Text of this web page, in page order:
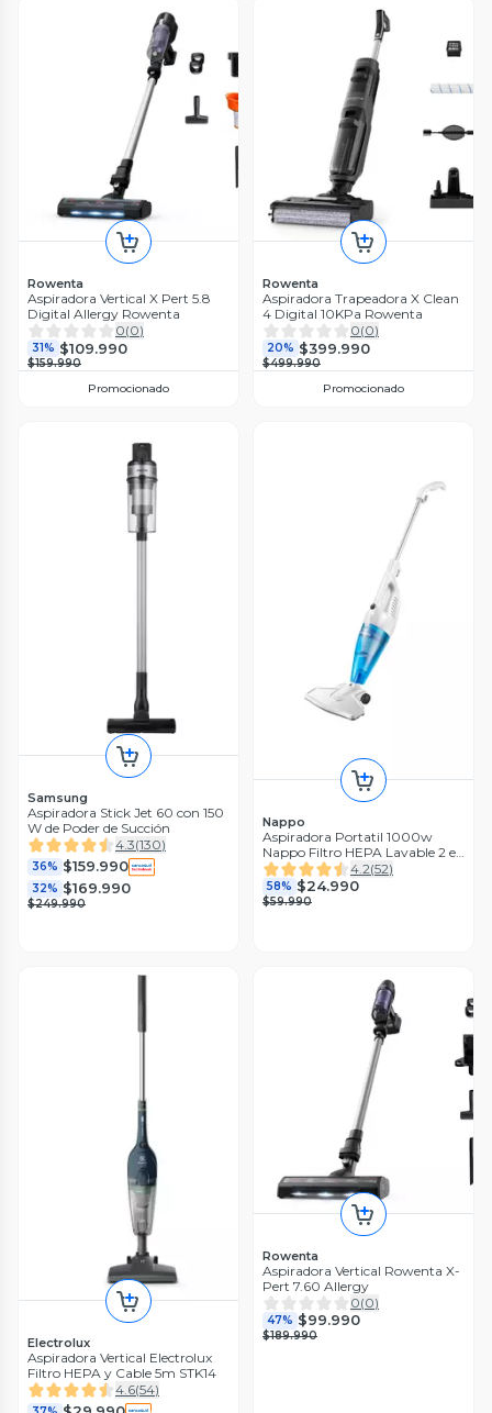
Rowenta
Aspiradora Vertical X Pert 5.8
Digital Allergy Rowenta
0(0)
31% $109.990
$159.990
Promocionado
Rowenta
Aspiradora Trapeadora X Clean
4 Digital 10KPa Rowenta
0(0)
20% $399.990
$499.990
Promocionado
Samsung
Aspiradora Stick Jet 60 con 150
W de Poder de Succión
4.3(130)
36% $159.990
32% $169.990
$249.990
Nappo
Aspiradora Portatil 1000w
Nappo Filtro HEPA Lavable 2 en
1
4.2(52)
58% $24.990
$59.990
Electrolux
Aspiradora Vertical Electrolux
Filtro HEPA y Cable 5m STK14
4.6(54)
Rowenta
Aspiradora Vertical Rowenta X-
Pert 7.60 Allergy
0(0)
47% $99.990
$189.990